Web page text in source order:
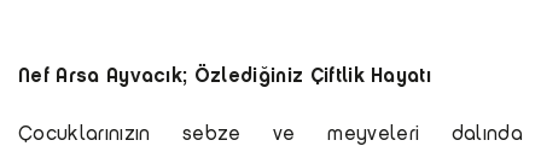
Nef Arsa Ayvacık; Özlediğiniz Çiftlik Hayatı
Çocuklarınızın sebze ve meyveleri dalında